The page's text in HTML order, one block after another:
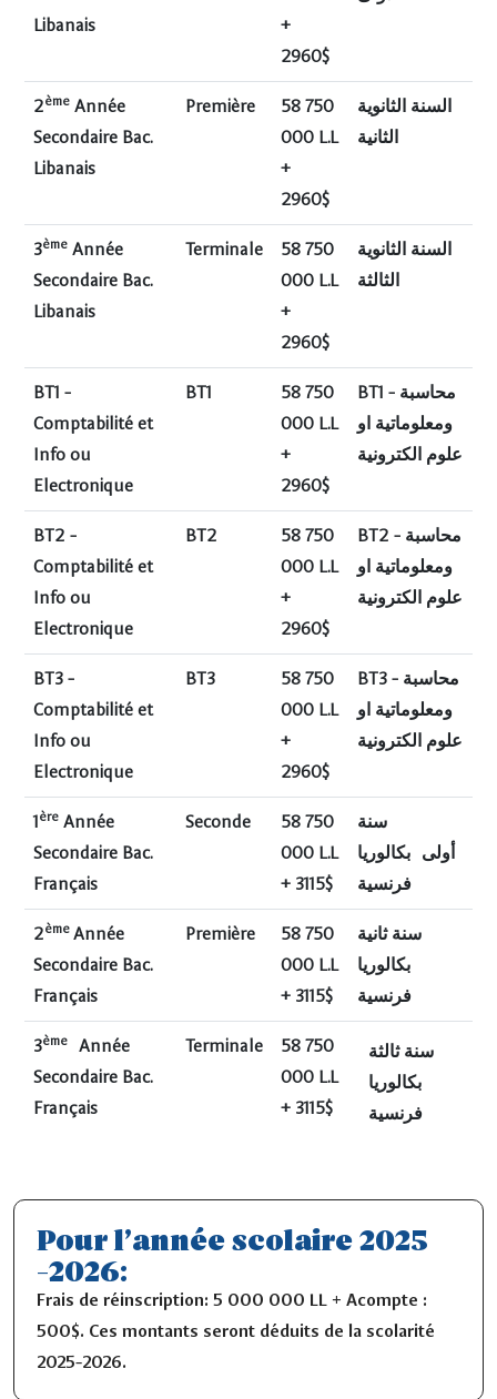
Libanais
+
2960$
2ème Année
Secondaire Bac.
Libanais
Première
58 750
000 L.L
+
2960$
السنة الثانوية
الثانية
3ème Année
Secondaire Bac.
Libanais
Terminale
58 750
000 L.L
+
2960$
السنة الثانوية
الثالثة
BT1 -
Comptabilité et
Info ou
Electronique
BT1
58 750
000 L.L
+
2960$
BT1 - محاسبة
ومعلوماتية او
علوم الكترونية
BT2 -
Comptabilité et
Info ou
Electronique
BT2
58 750
000 L.L
+
2960$
BT2 - محاسبة
ومعلوماتية او
علوم الكترونية
BT3 -
Comptabilité et
Info ou
Electronique
BT3
58 750
000 L.L
+
2960$
BT3 - محاسبة
ومعلوماتية او
علوم الكترونية
1ère Année
Secondaire Bac.
Français
Seconde
58 750
000 L.L
+ 3115$
سنة
أولى بكالوريا
فرنسية
2ème Année
Secondaire Bac.
Français
Première
58 750
000 L.L
+ 3115$
سنة ثانية
بكالوريا
فرنسية
3ème
Année
Secondaire Bac.
Français
Terminale
58 750
000 L.L
+ 3115$
سنة ثالثة
بكالوريا
فرنسية
Pour l’année scolaire 2025
-2026:
Frais de réinscription: 5 000 000 LL + Acompte :
500$. Ces montants seront déduits de la scolarité
2025-2026.